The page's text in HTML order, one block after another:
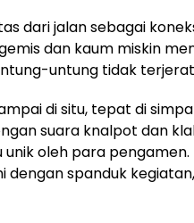
dari jalan sebagai
dan kaum miskin
untung tidak
di situ, tepat di
suara knalpot dan
oleh para
dengan spanduk